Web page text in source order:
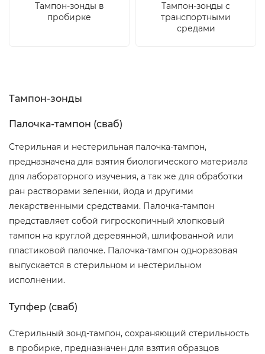
Тампон-зонды в
пробирке
Тампон-зонды с
транспортными
средами
Тампон-зонды
Палочка-тампон (сваб)
Стерильная и нестерильная палочка-тампон,
предназначена для взятия биологического материала
для лабораторного изучения, а так же для обработки
ран растворами зеленки, йода и другими
лекарственными средствами. Палочка-тампон
представляет собой гигроскопичный хлопковый
тампон на круглой деревянной, шлифованной или
пластиковой палочке. Палочка-тампон одноразовая
выпускается в стерильном и нестерильном
исполнении.
Тупфер (сваб)
Стерильный зонд-тампон, сохраняющий стерильность
в пробирке, предназначен для взятия образцов